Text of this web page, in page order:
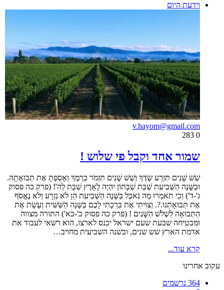
וידעת היום
v.hayom@gmail.com
0
שמור אחד וקבל פי שלוש !
שֵׁשׁ שָׁנִים תִּזְרַע שָׂדֶךָ וְשֵׁשׁ שָׁנִים תִּזְמֹר כַּרְמֶךָ וְאָסַפְתָּ אֶת תְּבוּאָתָהּ.
וּבַשָּׁנָה הַשְּׁבִיעִת שַׁבַּת שַׁבָּתוֹן יִהְיֶה לָאָרֶץ שַׁבָּת לַה'! (פרק כה פסוק
ג'-ד') וְכִי תֹאמְרוּ מַה נֹּאכַל בַּשָּׁנָה הַשְּׁבִיעִת הֵן לֹא נִזְרָע וְלֹא נֶאֱסֹף
אֶת תְּבוּאָתֵנוּ.?. וְצִוִּיתִי אֶת בִּרְכָתִי לָכֶם בַּשָּׁנָה הַשִּׁשִּׁית וְעָשָׂת אֶת
הַתְּבוּאָה לִשְׁלֹשׁ הַשָּׁנִים ! (פרק כה פסוק כ'-כא') התורה מצווה
ומבטיחה שבעת שעם ישראל יכנס לארצו, הוא רשאי לעבוד את
אדמת הארץ שש שנים, ובשנה השביעית מחויב…
קרא עוד...
עקוב אחרינו
364 נרשמים